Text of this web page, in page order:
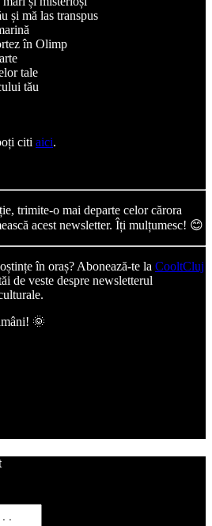
și mă las transpus
în Olimp
tale
tău
citi aici.
trimite-o mai departe celor cărora
acest newsletter. Îți mulțumesc! 😊
în oraș? Abonează-te la CooltCluj
de veste despre newsletterul
🌞